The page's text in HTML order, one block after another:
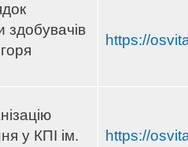
здобувачів
https://
у КПІ ім.
https://